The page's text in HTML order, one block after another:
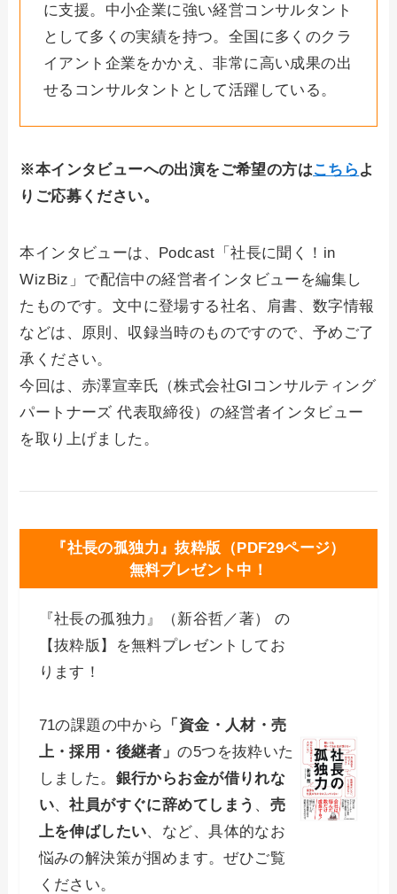
に支援。中小企業に強い経営コンサルタント
として多くの実績を持つ。全国に多くのクラ
イアント企業をかかえ、非常に高い成果の出
せるコンサルタントとして活躍している。
※本インタビューへの出演をご希望の方はこちら よ
りご応募ください。
本インタビューは、Podcast「社長に聞く！in
WizBiz」で配信中の経営者インタビューを編集し
たものです。文中に登場する社名、肩書、数字情報
などは、原則、収録当時のものですので、予めご了
承ください。
今回は、赤澤宣幸氏（株式会社GIコンサルティング
パートナーズ 代表取締役）の経営者インタビュー
を取り上げました。
『社長の孤独力』抜粋版（PDF29ページ）
無料プレゼント中！
『社長の孤独力』（新谷哲／著） の
【抜粋版】を無料プレゼントしてお
ります！
71の課題の中から
「資金・人材・売
上・採用・後継者」の5つを抜粋いた
しました。 銀行からお金が借りれな
い、社員がすぐに辞めてしまう 、 売
上を伸ばしたい、など、具体的なお
悩みの解決策が掴めます。ぜひご覧
ください。